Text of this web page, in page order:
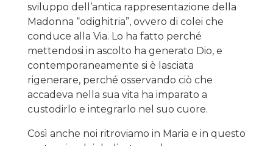
sviluppo dell’antica rappresentazione della
Madonna “odighitria”, ovvero di colei che
conduce alla Via. Lo ha fatto perché
mettendosi in ascolto ha generato Dio, e
contemporaneamente si è lasciata
rigenerare, perché osservando ciò che
accadeva nella sua vita ha imparato a
custodirlo e integrarlo nel suo cuore.
Così anche noi ritroviamo in Maria e in questo